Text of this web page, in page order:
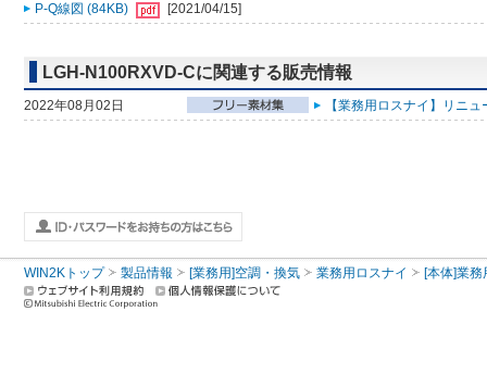
P-Q線図 (84KB)
[2021/04/15]
LGH-N100RXVD-Cに関連する販売情報
2022年08月02日 【業務用ロスナイ】リニ
WIN2Kトップ 製品情報 [業務用]空調・換気 業務用ロスナイ [本体]業務